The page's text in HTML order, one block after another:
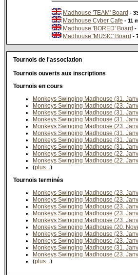
Madhouse 'TEAM' Board -
Madhouse Cyber Cafe - 11
Madhouse 'BORED' Board -
Madhouse 'MUSIC' Board -
Tournois de l'association
Tournois ouverts aux inscriptions
Tournois en cours
Monkeys Swinging Madhouse (31.
Monkeys Swinging Madhouse (23.
Monkeys Swinging Madhouse (31.
Monkeys Swinging Madhouse (31.
Monkeys Swinging Madhouse (23.
Monkeys Swinging Madhouse (31.
Monkeys Swinging Madhouse (31.
Monkeys Swinging Madhouse (31.
Monkeys Swinging Madhouse (22.
Monkeys Swinging Madhouse (22.
(plus...)
Tournois terminés
Monkeys Swinging Madhouse (23.
Monkeys Swinging Madhouse (23.
Monkeys Swinging Madhouse (23.
Monkeys Swinging Madhouse (23.
Monkeys Swinging Madhouse (23.
Monkeys Swinging Madhouse (20.
Monkeys Swinging Madhouse (23.
Monkeys Swinging Madhouse (23.
Monkeys Swinging Madhouse (31.
Monkeys Swinging Madhouse (23.
(plus...)